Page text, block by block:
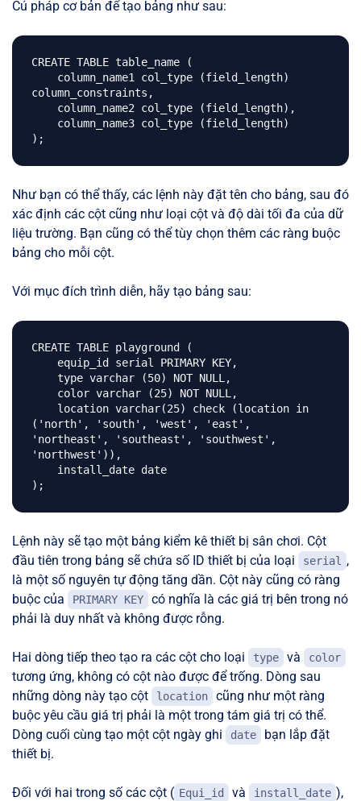
Cú pháp cơ bản để tạo bảng như sau:
CREATE TABLE table_name (
column_constraints,
Như bạn có thể thấy, các lệnh này đặt tên cho bảng, sau đó
xác định các cột cũng như loại cột và độ dài tối đa của dữ
liệu trường. Bạn cũng có thể tùy chọn thêm các ràng buộc
bảng cho mỗi cột.
Với mục đích trình diễn, hãy tạo bảng sau:
CREATE TABLE playground (
('north', 'south', 'west', 'east',
'northeast', 'southeast', 'southwest',
'northwest')),
Lệnh này sẽ tạo một bảng kiểm kê thiết bị sân chơi. Cột
đầu tiên trong bảng sẽ chứa số ID thiết bị của loại
serial
,
là một số nguyên tự động tăng dần. Cột này cũng có ràng
buộc của
PRIMARY KEY
có nghĩa là các giá trị bên trong nó
phải là duy nhất và không được rỗng.
Hai dòng tiếp theo tạo ra các cột cho loại type và color
tương ứng, không có cột nào được để trống. Dòng sau
những dòng này tạo cột
location
cũng như một ràng
buộc yêu cầu giá trị phải là một trong tám giá trị có thể.
Dòng cuối cùng tạo một cột ngày ghi
date
bạn lắp đặt
thiết bị.
Đối với hai trong số các cột ( Equi_id và install_date ),